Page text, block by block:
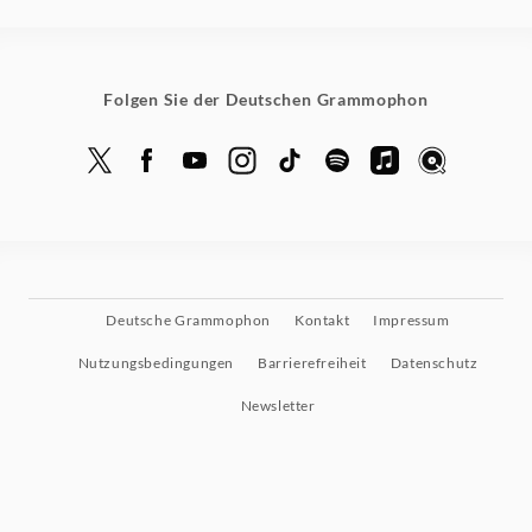
Folgen Sie der Deutschen Grammophon
Deutsche Grammophon Kontakt Impressum
Nutzungsbedingungen Barrierefreiheit Datenschutz
Newsletter